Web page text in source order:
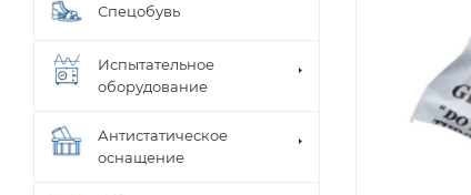
Спецобувь
Испытательное
оборудование
Антистатическое
оснащение